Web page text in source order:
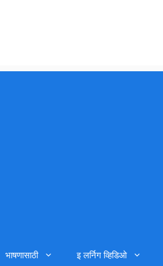
भाषणासाठी इ लर्निग व्हिडिओ